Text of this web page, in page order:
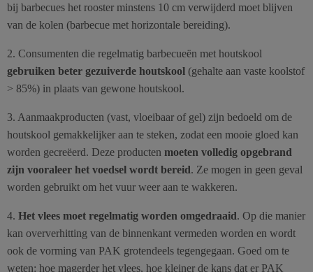
bij barbecues het rooster minstens 10 cm verwijderd moet blijven
van de kolen (barbecue met horizontale bereiding).
2. Consumenten die regelmatig barbecueën met houtskool
gebruiken beter gezuiverde houtskool (gehalte aan vaste koolstof
> 85%) in plaats van gewone houtskool.
3. Aanmaakproducten (vast, vloeibaar of gel) zijn bedoeld om de
houtskool gemakkelijker aan te steken, zodat een mooie gloed kan
worden gecreëerd. Deze producten moeten volledig opgebrand
zijn vooraleer het voedsel wordt bereid. Ze mogen in geen geval
worden gebruikt om het vuur weer aan te wakkeren.
4. Het vlees moet regelmatig worden omgedraaid. Op die manier
kan oververhitting van de binnenkant vermeden worden en wordt
ook de vorming van PAK grotendeels tegengegaan. Goed om te
weten: hoe magerder het vlees, hoe kleiner de kans dat er PAK